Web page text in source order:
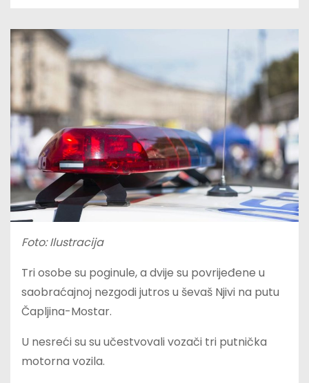
Foto: Ilustracija
Tri osobe su poginule, a dvije su povrijeđene u
saobraćajnoj nezgodi jutros u ševaš Njivi na putu
Čapljina-Mostar.
U nesreći su su učestvovali vozači tri putnička
motorna vozila.